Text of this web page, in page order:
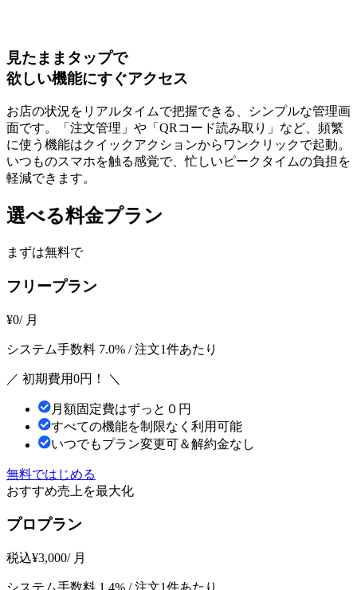
見たままタップで
欲しい機能にすぐアクセス
お店の状況をリアルタイムで把握できる、シンプルな管理画
面です。「注文管理」や「QRコード読み取り」など、頻繁
に使う機能はクイックアクションからワンクリックで起動。
いつものスマホを触る感覚で、忙しいピークタイムの負担を
軽減できます。
選べる料金プラン
まずは無料で
フリープラン
¥0/ 月
システム手数料 7.0% / 注文1件あたり
／ 初期費用0円！ ＼
月額固定費はずっと０円
すべての機能を制限なく利用可能
いつでもプラン変更可＆解約金なし
無料ではじめる
おすすめ売上を最大化
プロプラン
税込¥3,000/ 月